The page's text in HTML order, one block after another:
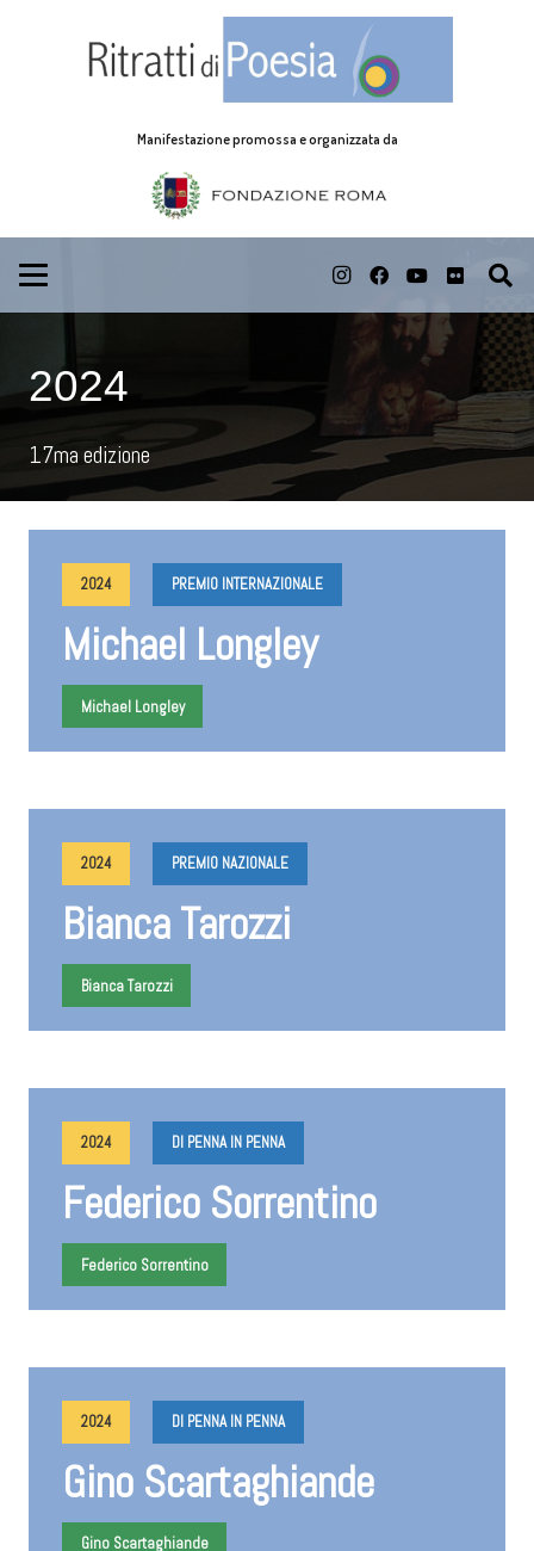
Manifestazione promossa e organizzata da
2024
17ma edizione
2024 PREMIO INTERNAZIONALE
Michael Longley
Michael Longley
2024 PREMIO NAZIONALE
Bianca Tarozzi
Bianca Tarozzi
2024 DI PENNA IN PENNA
Federico Sorrentino
Federico Sorrentino
2024 DI PENNA IN PENNA
Gino Scartaghiande
Gino Scartaghiande